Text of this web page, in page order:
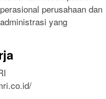
perusahaan dan
yang